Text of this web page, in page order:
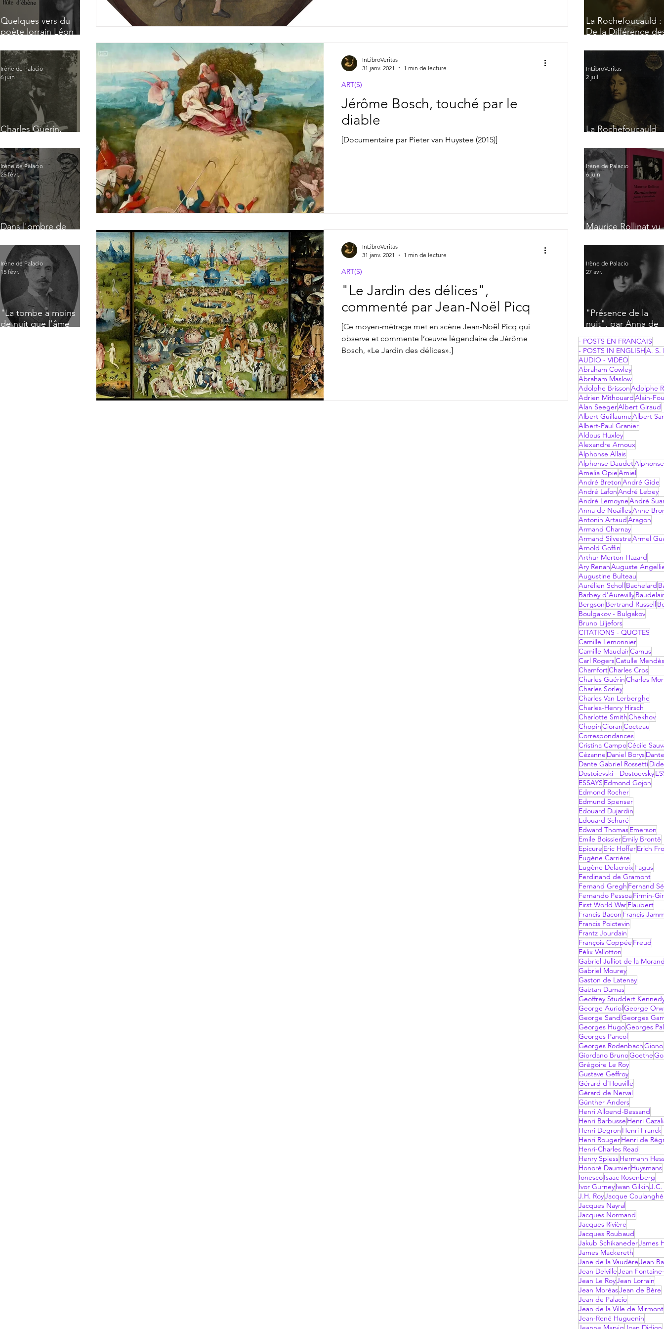
Quelques vers du
poète lorrain Léon
Charles Guérin,
Irène de Palacio
6 juin
Dans l'ombre de
Irène de Palacio
25 févr.
"La tombe a moins
de nuit que l'âme
Irène de Palacio
15 févr.
Jérôme Bosch, touché par le
diable
[Documentaire par Pieter van Huystee (2015)]
ART(S)
InLibroVeritas
31 janv. 2021
1 min de lecture
"Le Jardin des délices",
commenté par Jean-Noël Picq
[Ce moyen-métrage met en scène Jean-Noël Picq qui
observe et commente l’œuvre légendaire de Jérôme
Bosch, «Le Jardin des délices».]
ART(S)
InLibroVeritas
31 janv. 2021
1 min de lecture
La Rochefoucauld :
De la Différence
La Rochefoucauld
InLibroVeritas
2 juil.
Maurice Rollinat vu
Irène de Palacio
6 juin
"Présence de la
nuit", par Anna de
Noailles
Irène de Palacio
27 avr.
- POSTS EN FRANCAIS
- POSTS IN ENGLISHA. S.
AUDIO - VIDEO
Abraham Cowley
Abraham Maslow
Adolphe BrissonAdolphe
Adrien Mithouard Alain-
Alan SeegerAlbert Giraud
Albert GuillaumeAlbert
Albert-Paul Granier
Aldous Huxley
Alexandre Arnoux
Alphonse Allais
Alphonse Daudet
Amelia OpieAmiel
André BretonAndré Gide
André LafonAndré Lebey
André LemoyneAndré
Anna de NoaillesAnne
Antonin Artaud Aragon
Armand Charnay
Armand SilvestreArmel
Arnold Goffin
Arthur Merton Hazard
Ary RenanAuguste
Augustine Bulteau
Aurélien Scholl Bachelard
Barbey d'Aurevilly
Bergson Bertrand Russell
Boulgakov - Bulgakov
Bruno Liljefors
CITATIONS - QUOTES
Camille Lemonnier
Camille MauclairCamus
Carl RogersCatulle Mendès
ChamfortCharles Cros
Charles GuérinCharles
Charles Sorley
Charles Van Lerberghe
Charles-Henry Hirsch
Charlotte SmithChekhov
ChopinCioranCocteau
Correspondances
Cristina CampoCécile
Cézanne Daniel BorysDante
Dante Gabriel Rossetti
Dostoievski - Dostoevsky
ESSAYS Edmond Gojon
Edmond Rocher
Edmund Spenser
Edouard Dujardin
Edouard Schuré
Edward ThomasEmerson
Emile BoissierEmily Brontë
Epicure Eric HofferErich
Eugène Carrière
Eugène DelacroixFagus
Ferdinand de Gramont
Fernand Gregh Fernand
Fernando PessoaFirmin-
First World WarFlaubert
Francis Bacon Francis
Francis Poictevin
Frantz Jourdain
François Coppée Freud
Félix Vallotton
Gabriel Julliot de la
Gabriel Mourey
Gaston de Latenay
Gaëtan Dumas
Geoffrey Studdert
George Auriol George
George Sand Georges
Georges HugoGeorges
Georges Pancol
Georges RodenbachGiono
Giordano BrunoGoethe
Grégoire Le Roy
Gustave Geffroy
Gérard d'Houville
Gérard de Nerval
Günther Anders
Henri Alloend-Bessand
Henri Barbusse Henri
Henri Degron Henri Franck
Henri RougerHenri de
Henri-Charles Read
Henry SpiessHermann
Honoré DaumierHuysmans
IonescoIsaac Rosenberg
Ivor GurneyIwan Gilkin
J.H. RoyJacque
Jacques Nayral
Jacques Normand
Jacques Rivière
Jacques Roubaud
Jakub SchikanederJames
James Mackereth
Jane de la VaudèreJean
Jean DelvilleJean
Jean Le RoyJean Lorrain
Jean MoréasJean de Bère
Jean de Palacio
Jean de la Ville de Mirmont
Jean-René Huguenin